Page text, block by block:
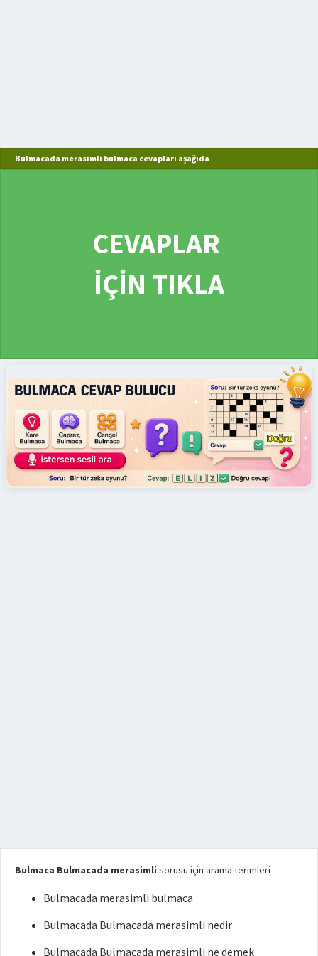
Bulmacada merasimli bulmaca cevapları aşağıda
CEVAPLAR
İÇİN TIKLA
Bulmaca Bulmacada merasimli sorusu için arama terimleri
Bulmacada merasimli bulmaca
Bulmacada Bulmacada merasimli nedir
Bulmacada Bulmacada merasimli ne demek